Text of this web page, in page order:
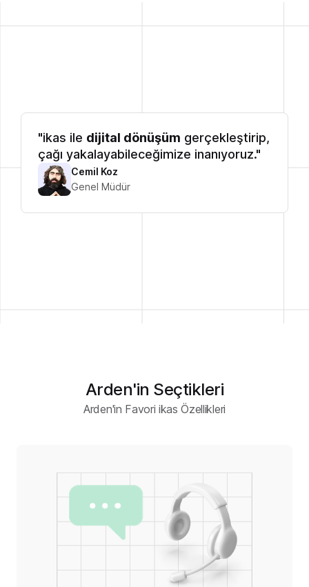
Cemil Koz
Genel Müdür
"ikas ile dijital dönüşüm gerçekleştirip,
çağı yakalayabileceğimize inanıyoruz."
Arden'in Seçtikleri
Arden'in Favori ikas Özellikleri